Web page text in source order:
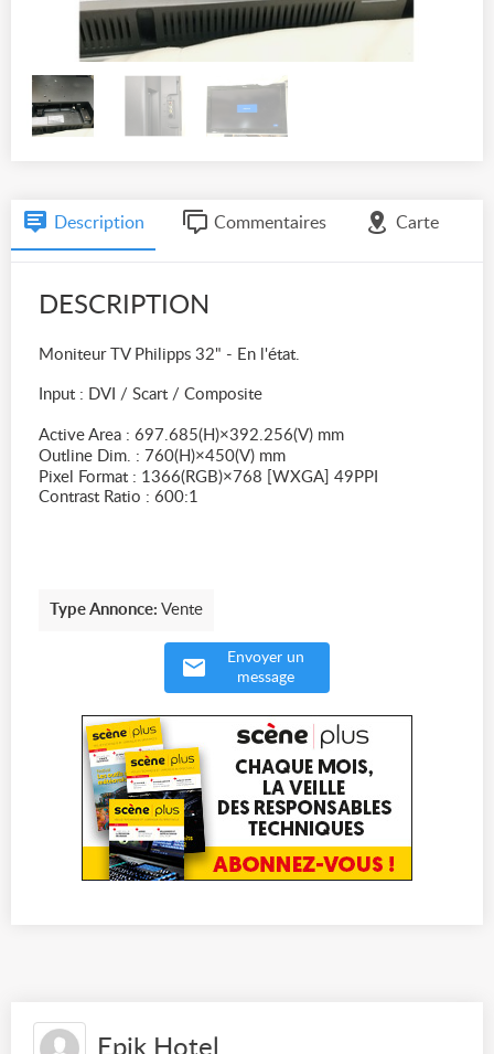
Description Commentaires Carte
DESCRIPTION
Moniteur TV Philipps 32" - En l'état.
Input : DVI / Scart / Composite
Active Area : 697.685(H)×392.256(V) mm
Outline Dim. : 760(H)×450(V) mm
Pixel Format : 1366(RGB)×768 [WXGA] 49PPI
Contrast Ratio : 600:1
Type Annonce: Vente
Envoyer un
message
Epik Hotel